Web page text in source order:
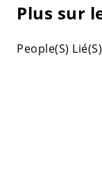
Plus sur
People(S)